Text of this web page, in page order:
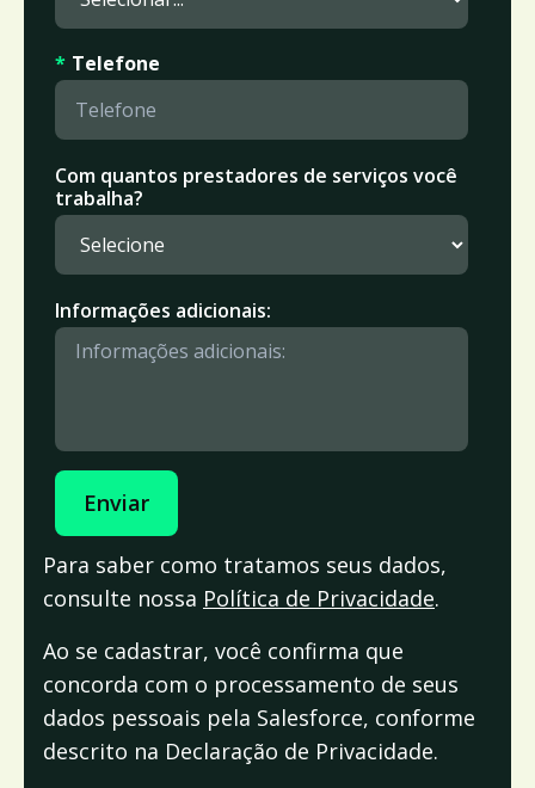
* Telefone
Com quantos prestadores de serviços você
trabalha?
Informações adicionais:
Enviar
Para saber como tratamos seus dados,
consulte nossa Política de Privacidade.
Ao se cadastrar, você confirma que
concorda com o processamento de seus
dados pessoais pela Salesforce, conforme
descrito na Declaração de Privacidade.